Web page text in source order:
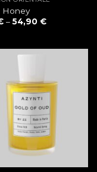
Honey
–54,90 €